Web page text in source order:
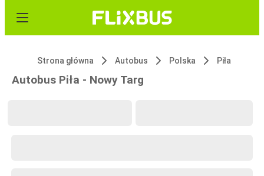
Strona główna Autobus Polska Piła
Autobus Piła - Nowy Targ